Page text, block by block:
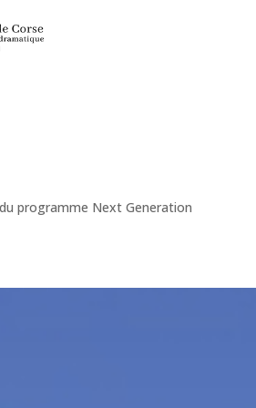
programme Next Generation